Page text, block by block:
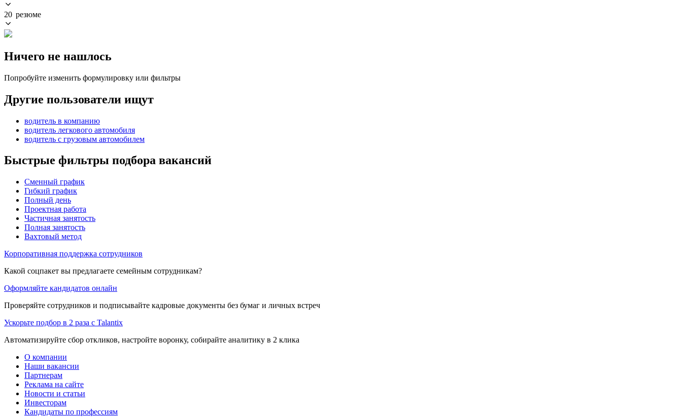
20 резюме
Ничего не нашлось
Попробуйте изменить формулировку или фильтры
Другие пользователи ищут
водитель в компанию
водитель легкового автомобиля
водитель с грузовым автомобилем
Быстрые фильтры подбора вакансий
Сменный график
Гибкий график
Полный день
Проектная работа
Частичная занятость
Полная занятость
Вахтовый метод
Корпоративная поддержка сотрудников
Какой соцпакет вы предлагаете семейным сотрудникам?
Оформляйте кандидатов онлайн
Проверяйте сотрудников и подписывайте кадровые документы без бумаг и личных встреч
Ускорьте подбор в 2 раза с Talantix
Автоматизируйте сбор откликов, настройте воронку, собирайте аналитику в 2 клика
О компании
Наши вакансии
Партнерам
Реклама на сайте
Новости и статьи
Инвесторам
Кандидаты по профессиям